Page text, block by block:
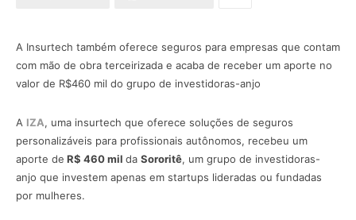
A Insurtech também oferece seguros para empresas que contam
com mão de obra terceirizada e acaba de receber um aporte no
valor de R$460 mil do grupo de investidoras-anjo
A IZA, uma insurtech que oferece soluções de seguros
personalizáveis para profissionais autônomos, recebeu um
aporte de R$ 460 mil da Sororitê, um grupo de investidoras-
anjo que investem apenas em startups lideradas ou fundadas
por mulheres.